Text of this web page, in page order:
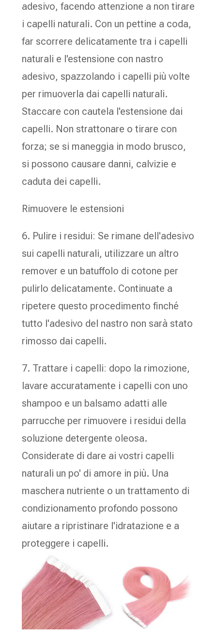
adesivo, facendo attenzione a non tirare
i capelli naturali. Con un pettine a coda,
far scorrere delicatamente tra i capelli
naturali e l'estensione con nastro
adesivo, spazzolando i capelli più volte
per rimuoverla dai capelli naturali.
Staccare con cautela l'estensione dai
capelli. Non strattonare o tirare con
forza; se si maneggia in modo brusco,
si possono causare danni, calvizie e
caduta dei capelli.
Rimuovere le estensioni
6. Pulire i residui: Se rimane dell'adesivo
sui capelli naturali, utilizzare un altro
remover e un batuffolo di cotone per
pulirlo delicatamente. Continuate a
ripetere questo procedimento finché
tutto l'adesivo del nastro non sarà stato
rimosso dai capelli.
7. Trattare i capelli: dopo la rimozione,
lavare accuratamente i capelli con uno
shampoo e un balsamo adatti alle
parrucche per rimuovere i residui della
soluzione detergente oleosa.
Considerate di dare ai vostri capelli
naturali un po' di amore in più. Una
maschera nutriente o un trattamento di
condizionamento profondo possono
aiutare a ripristinare l'idratazione e a
proteggere i capelli.